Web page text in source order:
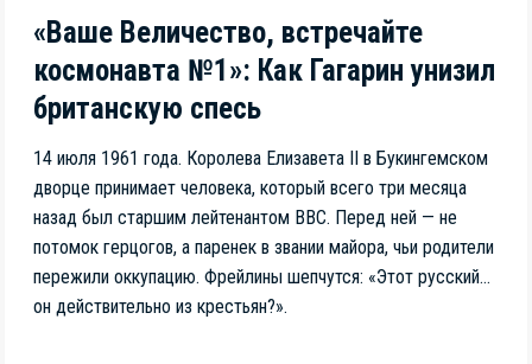
«Ваше Величество, встречайте
космонавта №1»: Как Гагарин унизил
британскую спесь
14 июля 1961 года. Королева Елизавета II в Букингемском
дворце принимает человека, который всего три месяца
назад был старшим лейтенантом ВВС. Перед ней — не
потомок герцогов, а паренек в звании майора, чьи родители
пережили оккупацию. Фрейлины шепчутся: «Этот русский…
он действительно из крестьян?».